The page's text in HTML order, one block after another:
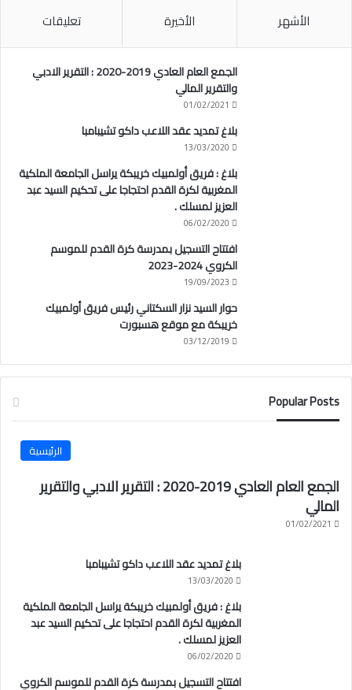
الأشهر الأخيرة تعليقات
الجمع العام العادي 2019-2020 : التقرير الادبي
والتقرير المالي
01/02/2021
بلاغ تمديد عقد اللاعب داكو تشيبامبا
13/03/2020
بلاغ : فريق أولمبيك خريبكة يراسل الجامعة الملكية
المغربية لكرة القدم احتجاجا على تحكيم السيد عبد
العزيز لمسلك .
06/02/2020
افتتاح التسجيل بمدرسة كرة القدم للموسم
الكروي 2024-2023
19/09/2023
حوار السيد نزار السكتاني رئيس فريق أولمبيك
خريبكة مع موقع هسبورت
03/12/2019
Popular Posts
الرئيسية
الجمع العام العادي 2019-2020 : التقرير الادبي والتقرير
المالي
01/02/2021
بلاغ تمديد عقد اللاعب داكو تشيبامبا
13/03/2020
بلاغ : فريق أولمبيك خريبكة يراسل الجامعة الملكية
المغربية لكرة القدم احتجاجا على تحكيم السيد عبد
العزيز لمسلك .
06/02/2020
افتتاح التسجيل بمدرسة كرة القدم للموسم الكروي